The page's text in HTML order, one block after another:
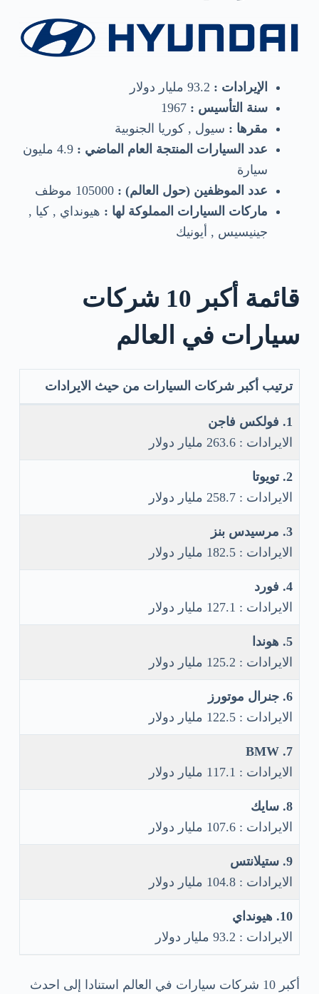
الإيرادات :
سنة التأسيس :
مقرها : سيول , كوريا الجنوبية
عدد السيارات المنتجة العام الماضي :
4.9 مليون
سيارة
عدد الموظفين (حول العالم) :
ماركات السيارات المملوكة لها : هيونداي , كيا ,
جينيسيس , أيونيك
قائمة أكبر 10 شركات
سيارات في العالم
ترتيب أكبر شركات السيارات من حيث الايرادات
1. فولكس فاجن
الايرادات : 263.6 مليار دولار
2. تويوتا
الايرادات : 258.7 مليار دولار
3. مرسيدس بنز
الايرادات : 182.5 مليار دولار
4. فورد
الايرادات : 127.1 مليار دولار
5. هوندا
الايرادات : 125.2 مليار دولار
6. جنرال موتورز
الايرادات : 122.5 مليار دولار
7. BMW
الايرادات : 117.1 مليار دولار
8. سايك
الايرادات : 107.6 مليار دولار
9. ستيلانتس
الايرادات : 104.8 مليار دولار
10. هيونداي
الايرادات : 93.2 مليار دولار
أكبر 10 شركات سيارات في العالم استنادا إلى احدث